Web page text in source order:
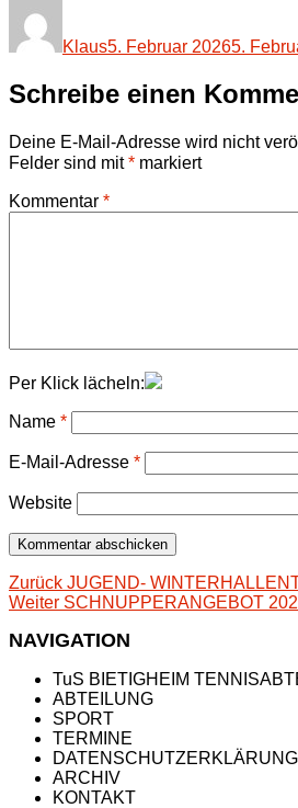
Klaus5. Februar 20265.
Schreibe einen
Deine E-Mail-Adresse wird nicht
Felder sind mit* markiert
Kommentar *
Per Klick lächeln:
Name *
E-Mail-Adresse *
Website
Beitragsnavigation
Zurück Vorheriger
Beitrag:
JUGEND-
Weiter Nächster
SCHNUPPERANGEBOT
NAVIGATION
TuS BIETIGHEIM
ABTEILUNG
SPORT
TERMINE
DATENSCHUTZERKLÄRUNG
ARCHIV
KONTAKT